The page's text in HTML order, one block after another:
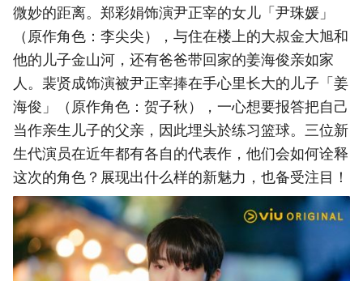
微妙的距离。郑彩娟饰演尹正宰的女儿「尹珠媛」
（原作角色：李尖尖），与住在楼上的大叔金大旭和
他的儿子金山河，还有爸爸带回家的姜海俊亲如家
人。裴贤成饰演被尹正宰捧在手心里长大的儿子「姜
海俊」（原作角色：贺子秋），一心想要报答把自己
当作亲生儿子的父亲，因此埋头於练习篮球。三位新
生代演员在近年都有各自的代表作，他们会如何诠释
这次的角色？展现出什么样的新魅力，也备受注目！